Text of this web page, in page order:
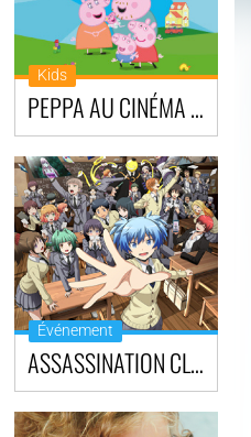
Kids
PEPPA AU CINÉMA : LA FAMILLE S’AGRANDIT !
Événement
ASSASSINATION CLASSROOM THE MOVIE : OUR TIME